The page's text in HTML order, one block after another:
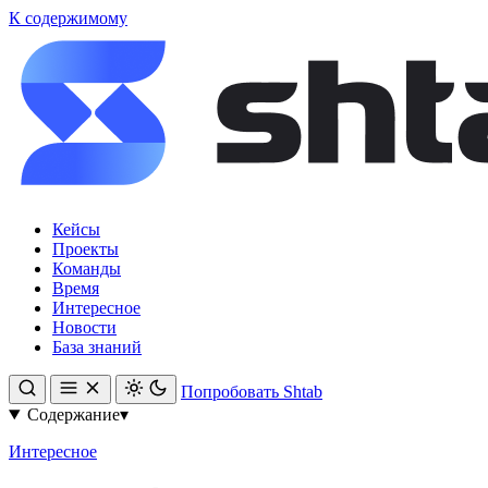
К содержимому
Кейсы
Проекты
Команды
Время
Интересное
Новости
База знаний
Попробовать Shtab
Содержание▾
Интересное